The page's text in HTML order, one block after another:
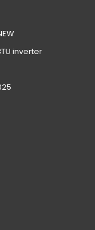
inverter